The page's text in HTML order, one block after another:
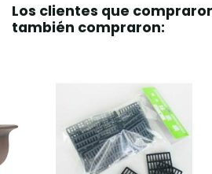
Los clientes que
también compraron: